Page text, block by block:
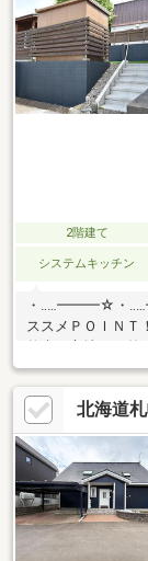
ーパーや病院も徒
い、ゆとりある広
2階建て
システムキッチン
・‥…━━━☆・
ススメＰＯＩ
装の状態が良好な
ンなど多用途に使
能な駐車スペース
ヤ等の保管に便利
きる閑静な住宅街
北海道